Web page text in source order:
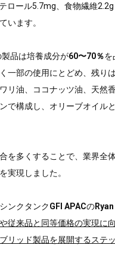
ロール5.7mg、食物繊維
います。
製品は培養成分が60〜70％を
一部の使用にとどめ、残り
リ油、ココナッツ油、天然
で構成し、オリーブオイル
を多くすることで、業界全
実現しました。
ンクタンクGFI APACの
従来品と同等価格の実現に
リッド製品を展開するステ